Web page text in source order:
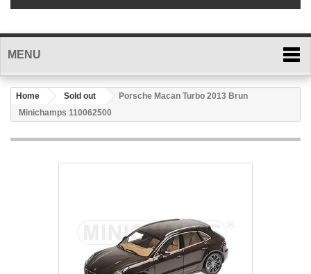
MENU
Home Sold out
Porsche Macan Turbo 2013 Brun
Minichamps 110062500